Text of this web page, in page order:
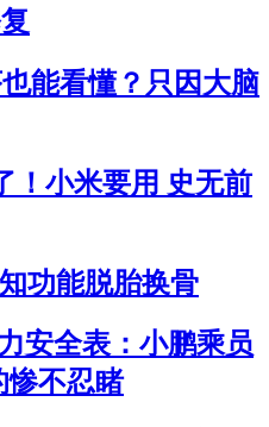
能看懂？只因大脑
！小米要用 史无前
功能脱胎换骨
安全表：小鹏乘员
惨不忍睹